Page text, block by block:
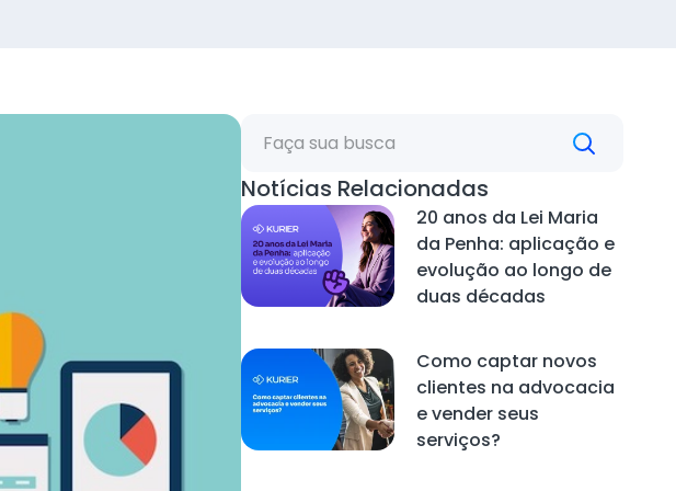
Notícias Relacionadas
20 anos da Lei Maria
da Penha: aplicação e
evolução ao longo de
duas décadas
Como captar novos
clientes na advocacia
e vender seus
serviços?